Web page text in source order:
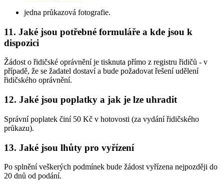
jedna průkazová fotografie.
11. Jaké jsou potřebné formuláře a kde jsou k
dispozici
Žádost o řidičské oprávnění je tisknuta přímo z registru řidičů - v
případě, že se žadatel dostaví a bude požadovat řešení udělení
řidičského oprávnění.
12. Jaké jsou poplatky a jak je lze uhradit
Správní poplatek činí 50 Kč v hotovosti (za vydání řidičského
průkazu).
13. Jaké jsou lhůty pro vyřízení
Po splnění veškerých podmínek bude žádost vyřízena nejpozději do
20 dnů od podání.